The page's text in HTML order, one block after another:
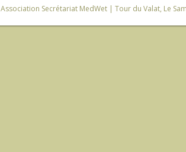
Association Secrétariat MedWet | Tour du Valat, Le